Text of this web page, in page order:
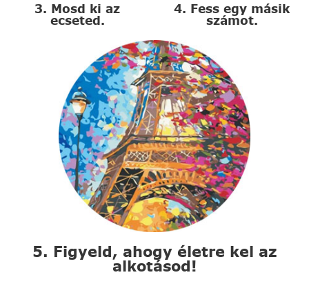
3. Mosd ki az
ecseted.
4. Fess egy másik
számot.
5. Figyeld, ahogy életre kel az
alkotásod!